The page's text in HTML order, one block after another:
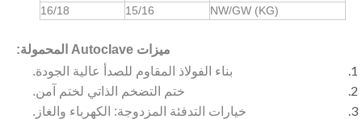
NW/GW (KG)
15/16
16/18
ميزات Autoclave المحمولة:
بناء الفولاذ المقاوم للصدأ عالية الجودة.
ختم التضخم الذاتي لختم آمن.
خيارات التدفئة المزدوجة: الكهرباء والغاز.